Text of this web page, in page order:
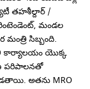
తహశీల్దార్ /
మండల
మంత్రి సిబ్బంది.
కార్యాలయం యొక్క
పరిపాలనతో
అతను MRO